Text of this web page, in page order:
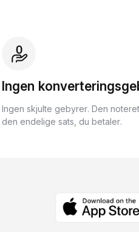
Ingen
Ingen skjulte gebyrer. Den
den endelige sats, du betaler.